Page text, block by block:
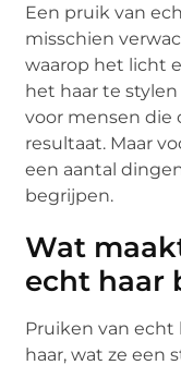
Een pruik van
misschien
waarop het licht
het haar te
voor mensen die
resultaat. Maar
een aantal
begrijpen.
Wat
echt haar
Pruiken van echt
haar, wat ze een